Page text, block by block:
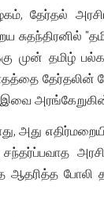
தேர்தல்
சுதந்திரனில்
முன் தமிழ்
இவை
போலி